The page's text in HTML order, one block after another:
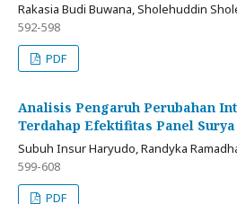
Rakasia Budi Buwana, Sholehuddin
592-598
PDF
Analisis Pengaruh Perubahan
Terdahap Efektifitas Panel
Subuh Insur Haryudo, Randyka
599-608
PDF